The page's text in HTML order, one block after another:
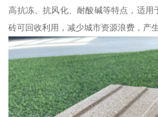
高抗冻、抗风化、耐酸碱等特点，适用
砖可回收利用，减少城市资源浪费，产